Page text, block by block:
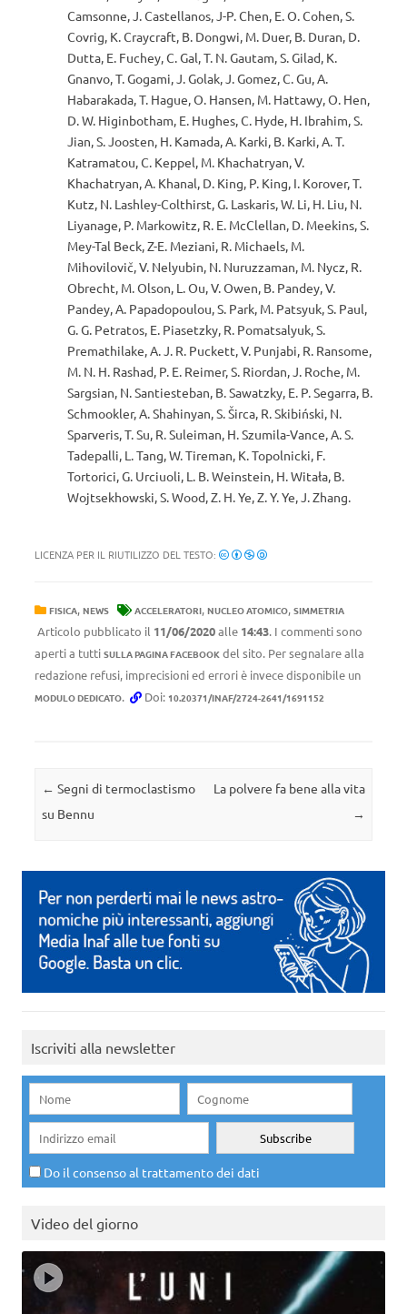
Camsonne, J. Castellanos, J-P. Chen, E. O. Cohen, S.
Covrig, K. Craycraft, B. Dongwi, M. Duer, B. Duran, D.
Dutta, E. Fuchey, C. Gal, T. N. Gautam, S. Gilad, K.
Gnanvo, T. Gogami, J. Golak, J. Gomez, C. Gu, A.
Habarakada, T. Hague, O. Hansen, M. Hattawy, O. Hen,
D. W. Higinbotham, E. Hughes, C. Hyde, H. Ibrahim, S.
Jian, S. Joosten, H. Kamada, A. Karki, B. Karki, A. T.
Katramatou, C. Keppel, M. Khachatryan, V.
Khachatryan, A. Khanal, D. King, P. King, I. Korover, T.
Kutz, N. Lashley-Colthirst, G. Laskaris, W. Li, H. Liu, N.
Liyanage, P. Markowitz, R. E. McClellan, D. Meekins, S.
Mey-Tal Beck, Z-E. Meziani, R. Michaels, M.
Mihovilovič, V. Nelyubin, N. Nuruzzaman, M. Nycz, R.
Obrecht, M. Olson, L. Ou, V. Owen, B. Pandey, V.
Pandey, A. Papadopoulou, S. Park, M. Patsyuk, S. Paul,
G. G. Petratos, E. Piasetzky, R. Pomatsalyuk, S.
Premathilake, A. J. R. Puckett, V. Punjabi, R. Ransome,
M. N. H. Rashad, P. E. Reimer, S. Riordan, J. Roche, M.
Sargsian, N. Santiesteban, B. Sawatzky, E. P. Segarra, B.
Schmookler, A. Shahinyan, S. Širca, R. Skibiński, N.
Sparveris, T. Su, R. Suleiman, H. Szumila-Vance, A. S.
Tadepalli, L. Tang, W. Tireman, K. Topolnicki, F.
Tortorici, G. Urciuoli, L. B. Weinstein, H. Witała, B.
Wojtsekhowski, S. Wood, Z. H. Ye, Z. Y. Ye, J. Zhang.
LICENZA PER IL RIUTILIZZO DEL TESTO:
FISICA, NEWS ACCELERATORI, NUCLEO ATOMICO, SIMMETRIA
Articolo pubblicato il 11/06/2020alle 14:43. I commenti sono
aperti a tutti SULLA PAGINA FACEBOOK del sito. Per segnalare alla
redazione refusi, imprecisioni ed errori è invece disponibile un
MODULO DEDICATO. Doi: 10.20371/INAF/2724-2641/1691152
Navigazione articolo
← Segni di termoclastismo
su Bennu
La polvere fa bene alla vita
→
Iscriviti alla newsletter
Do il consenso al trattamento dei dati
Video del giorno